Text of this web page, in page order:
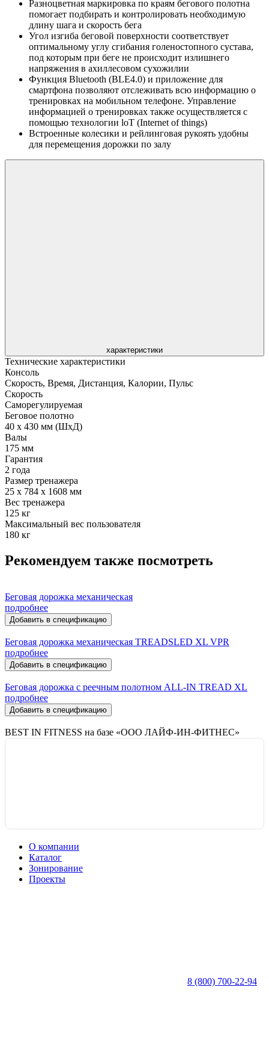
Разноцветная маркировка по краям бегового полотна
помогает подбирать и контролировать необходимую
длину шага и скорость бега
Угол изгиба беговой поверхности соответствует
оптимальному углу сгибания голеностопного сустава,
под которым при беге не происходит излишнего
напряжения в ахиллесовом сухожилии
Функция Bluetooth (BLE4.0) и приложение для
смартфона позволяют отслеживать всю информацию о
тренировках на мобильном телефоне. Управление
информацией о тренировках также осуществляется с
помощью технологии loT (Internet of things)
Встроенные колесики и рейлинговая рукоять удобны
для перемещения дорожки по залу
характеристики
Технические характеристики
Консоль
Скорость, Время, Дистанция, Калории, Пульс
Скорость
Саморегулируемая
Беговое полотно
40 x 430 мм (ШxД)
Валы
175 мм
Гарантия
2 года
Размер тренажера
25 x 784 x 1608 мм
Вес тренажера
125 кг
Максимальный вес пользователя
180 кг
Рекомендуем также посмотреть
Беговая дорожка механическая
подробнее
Добавить в спецификацию
Беговая дорожка механическая TREADSLED XL VPR
подробнее
Добавить в спецификацию
Беговая дорожка с реечным полотном ALL-IN TREAD XL
подробнее
Добавить в спецификацию
BEST IN FITNESS на базе «ООО ЛАЙФ-ИН-ФИТНЕС»
О компании
Каталог
Зонирование
Проекты
8 (800) 700-22-94